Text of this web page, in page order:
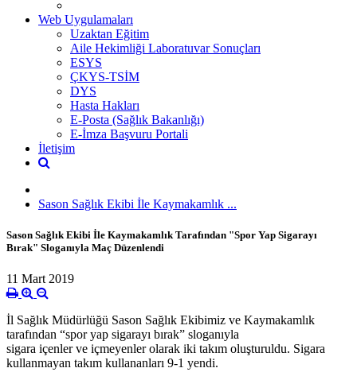
Web Uygulamaları
Uzaktan Eğitim
Aile Hekimliği Laboratuvar Sonuçları
ESYS
ÇKYS-TSİM
DYS
Hasta Hakları
E-Posta (Sağlık Bakanlığı)
E-İmza Başvuru Portali
İletişim
Sason Sağlık Ekibi İle Kaymakamlık ...
Sason Sağlık Ekibi İle Kaymakamlık Tarafından "Spor Yap Sigarayı
Bırak" Sloganıyla Maç Düzenlendi
11 Mart 2019
İl Sağlık Müdürlüğü Sason Sağlık Ekibimiz ve Kaymakamlık
tarafından “spor yap sigarayı bırak” sloganıyla
sigara içenler ve içmeyenler olarak iki takım oluşturuldu. Sigara
kullanmayan takım kullananları 9-1 yendi.